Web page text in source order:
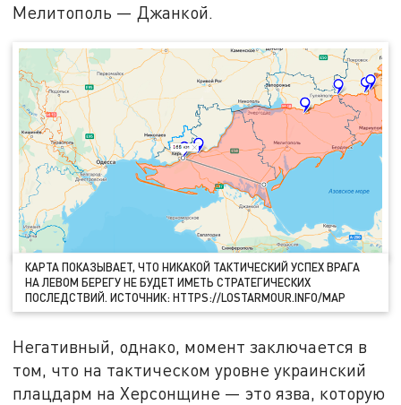
Мелитополь — Джанкой.
КАРТА ПОКАЗЫВАЕТ, ЧТО НИКАКОЙ ТАКТИЧЕСКИЙ УСПЕХ ВРАГА
НА ЛЕВОМ БЕРЕГУ НЕ БУДЕТ ИМЕТЬ СТРАТЕГИЧЕСКИХ
ПОСЛЕДСТВИЙ. ИСТОЧНИК: HTTPS://LOSTARMOUR.INFO/MAP
Негативный, однако, момент заключается в
том, что на тактическом уровне украинский
плацдарм на Херсонщине — это язва, которую